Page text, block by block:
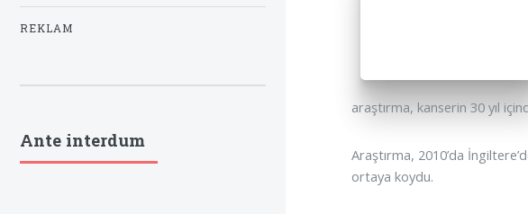
araştırma, kanserin 30 yıl
Araştırma, 2010’da
ortaya koydu.
REKLAM
Ante interdum